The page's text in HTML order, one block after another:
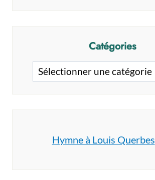
Catégories
Catégories
Hymne à Louis Querbes